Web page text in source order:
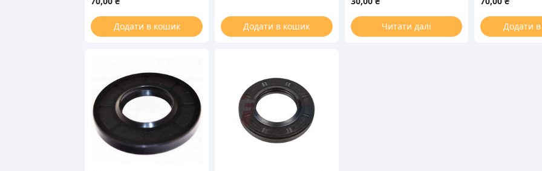
стиральной машины
Додати в кошик Додати в кошик Читати далі
Bosch
Додати